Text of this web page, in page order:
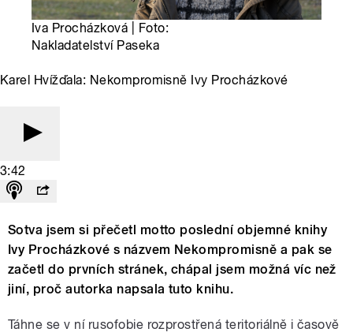
Iva Procházková | Foto:
Nakladatelství Paseka
Karel Hvížďala: Nekompromisně Ivy Procházkové
3:42
Sotva jsem si přečetl motto poslední objemné knihy
Ivy Procházkové s názvem Nekompromisně a pak se
začetl do prvních stránek, chápal jsem možná víc než
jiní, proč autorka napsala tuto knihu.
Táhne se v ní rusofobie rozprostřená teritoriálně i časově